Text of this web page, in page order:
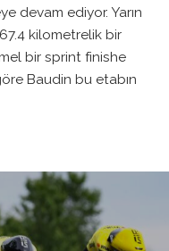
devam ediyor. Yarın
kilometrelik bir
bir sprint finishe
Baudin bu etabın